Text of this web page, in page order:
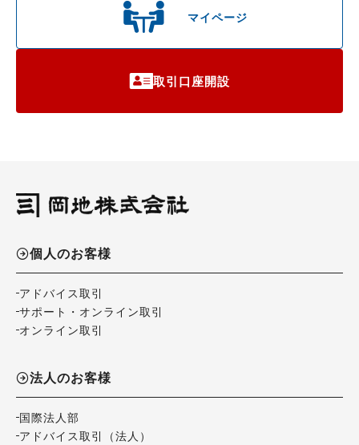
マイページ
取引口座開設
個人のお客様
アドバイス取引
サポート・オンライン取引
オンライン取引
法人のお客様
国際法人部
アドバイス取引（法人）